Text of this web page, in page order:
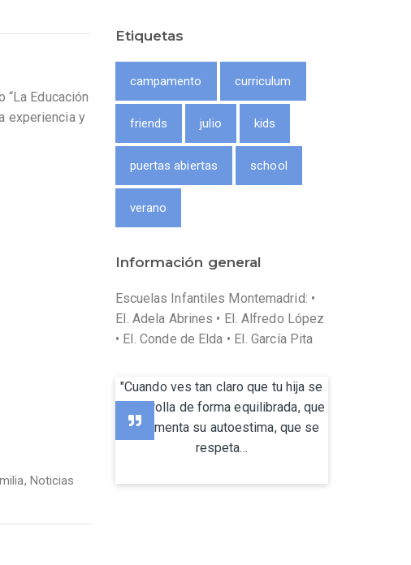
Educación
experiencia y
, Noticias
Etiquetas
campamento curriculum
friends julio kids
puertas abiertas school
verano
Información general
Escuelas Infantiles Montemadrid: •
EI. Adela Abrines • EI. Alfredo López
• EI. Conde de Elda • EI. García Pita
"Cuando ves tan claro que tu hija se
desarrolla de forma equilibrada, que
se fomenta su autoestima, que se
respeta...